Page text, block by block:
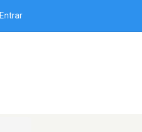
Entrar